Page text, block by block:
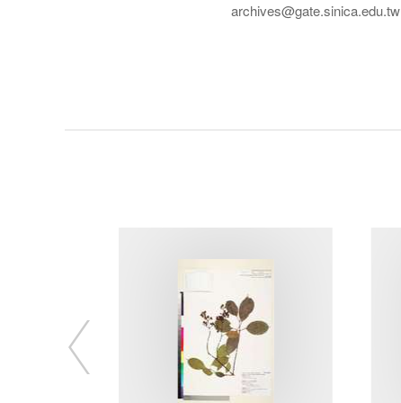
archives@gate.sinica.edu.tw